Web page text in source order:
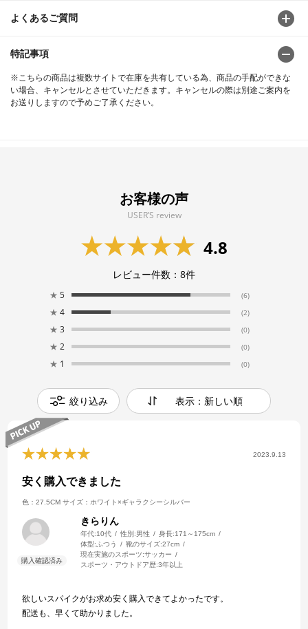
よくあるご質問
特記事項
※こちらの商品は複数サイトで在庫を共有している為、商品の手配ができな
い場合、キャンセルとさせていただきます。キャンセルの際は別途ご案内を
お送りしますので予めご了承ください。
お客様の声
USER’S review
4.8
レビュー件数： 8件
★ 5 (6)
★ 4 (2)
★ 3 (0)
★ 2 (0)
★ 1 (0)
絞り込み 表示：新しい順
2023.9.13
安く購入できました
色：27.5CM サイズ：ホワイト×ギャラクシーシルバー
きらりん
年代:10代 性別:男性 身長:171～175cm
体型: ふつう 靴のサイズ:27cm
現在実施のスポーツ:サッカー
スポーツ・アウトドア歴:3年以上
欲しいスパイクがお求め安く購入できてよかったです。
配送も、早くて助かりました。